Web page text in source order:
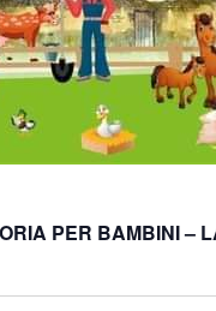
PER BAMBINI –